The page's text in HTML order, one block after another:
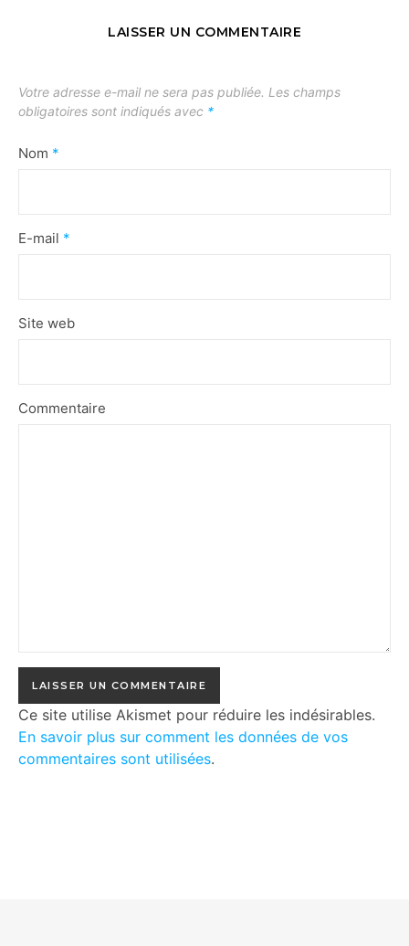
LAISSER UN COMMENTAIRE
Votre adresse e-mail ne sera pas publiée. Les champs
obligatoires sont indiqués avec *
Nom *
E-mail *
Site web
Commentaire
Ce site utilise Akismet pour réduire les indésirables.
En savoir plus sur comment les données de vos
commentaires sont utilisées.